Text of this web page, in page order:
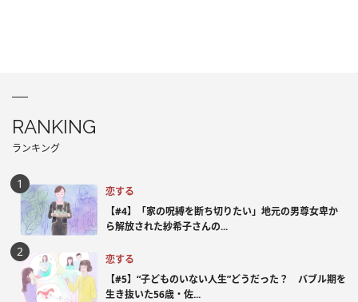
RANKING
ランキング
恋する
【#4】「家の呪縛を断ち切りたい」地元の男尊女卑か
ら解放された紗希子さんの...
恋する
【#5】“子どものいない人生”どうだった？ バブル期を
生き抜いた56歳・佐...